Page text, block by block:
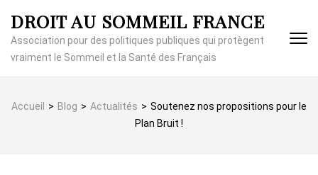
contenu
(Pressez
DROIT AU SOMMEIL FRANCE
Association pour des politiques publiques qui protègent
vraiment le Sommeil et la Santé des Français
Accueil > Blog > Actualités > Soutenez nos propositions pour le
Plan Bruit !